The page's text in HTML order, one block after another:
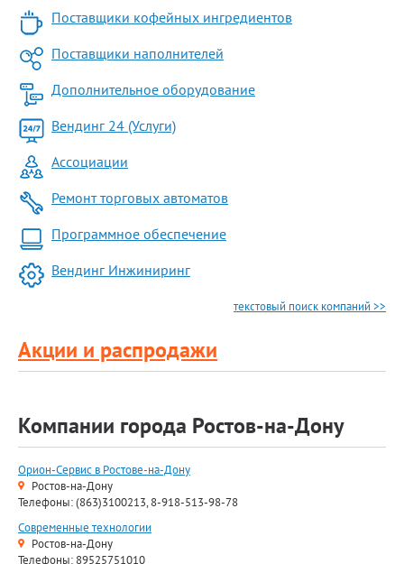
Поставщики кофейных ингредиентов
Поставщики наполнителей
Дополнительное оборудование
Вендинг 24 (Услуги)
Ассоциации
Ремонт торговых автоматов
Программное обеспечение
Вендинг Инжиниринг
текстовый поиск компаний >>
Акции и распродажи
Компании города Ростов-на-Дону
Орион-Сервис в Ростове-на-Дону
Ростов-на-Дону
Телефоны: (863)3100213, 8-918-513-98-78
Современные технологии
Ростов-на-Дону
Телефоны: 89525751010